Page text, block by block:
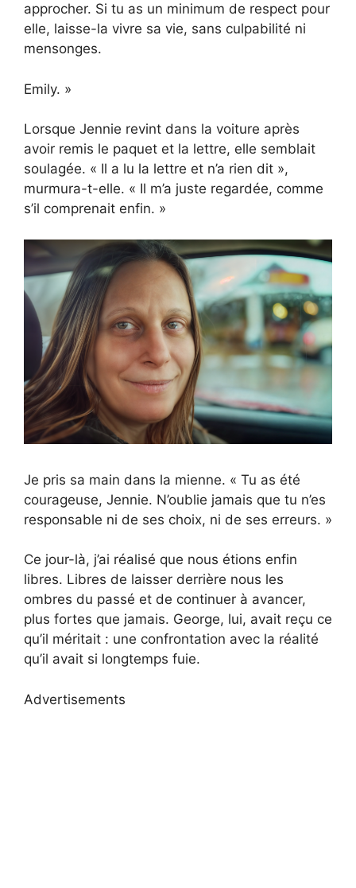
approcher. Si tu as un minimum de respect pour
elle, laisse-la vivre sa vie, sans culpabilité ni
mensonges.
Emily. »
Lorsque Jennie revint dans la voiture après
avoir remis le paquet et la lettre, elle semblait
soulagée. « Il a lu la lettre et n’a rien dit »,
murmura-t-elle. « Il m’a juste regardée, comme
s’il comprenait enfin. »
Je pris sa main dans la mienne. « Tu as été
courageuse, Jennie. N’oublie jamais que tu n’es
responsable ni de ses choix, ni de ses erreurs. »
Ce jour-là, j’ai réalisé que nous étions enfin
libres. Libres de laisser derrière nous les
ombres du passé et de continuer à avancer,
plus fortes que jamais. George, lui, avait reçu ce
qu’il méritait : une confrontation avec la réalité
qu’il avait si longtemps fuie.
Advertisements